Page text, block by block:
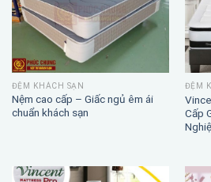
ĐỆM KHÁCH SẠN
Nệm cao cấp – Giấc ngủ êm ái
chuẩn khách sạn
ĐỆM
Cấp